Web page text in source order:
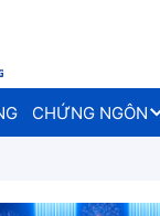
CHỨNG NGÔN